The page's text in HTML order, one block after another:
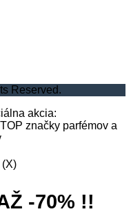
Reserved.
akcia:
značky parfémov a
-70% !!